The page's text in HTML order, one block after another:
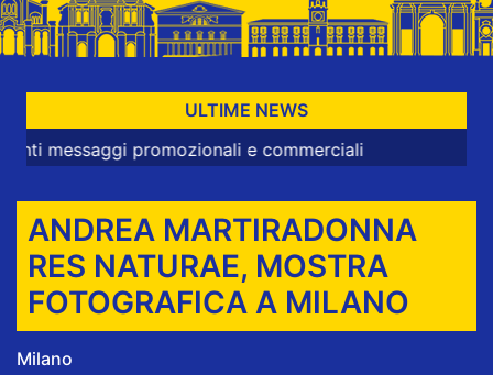
ULTIME NEWS
promozionali e commerciali
ANDREA MARTIRADONNA
RES NATURAE, MOSTRA
FOTOGRAFICA A MILANO
Milano